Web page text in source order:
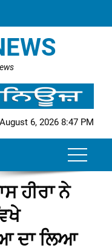
August 6, 2026 8:47 PM
ਹੀਰਾ ਨੇ
ਦਾ ਲਿਆ